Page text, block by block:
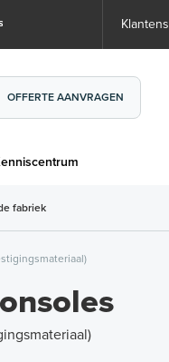
OFFERTE AANVRAGEN
0,00
€ 0,00
fabriek